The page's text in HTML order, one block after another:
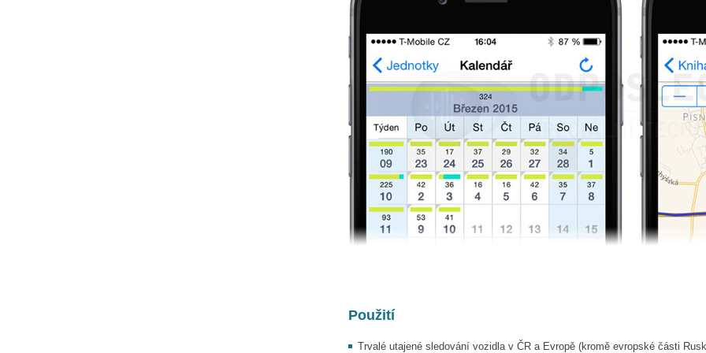
Použití
Trvalé utajené sledování vozidla v ČR a Evropě (kromě evropské části